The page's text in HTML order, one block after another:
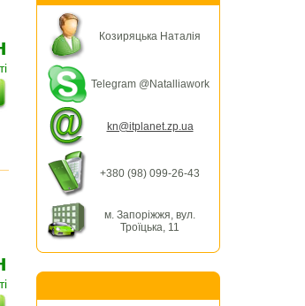
Козиряцька Наталія
Telegram @Natalliawork
kn@itplanet.zp.ua
+380 (98) 099-26-43
м. Запоріжжя, вул.
Троїцька, 11